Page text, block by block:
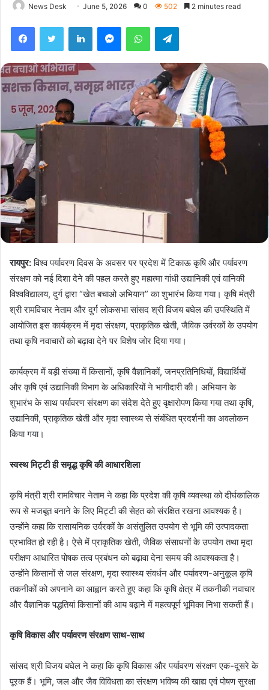
News Desk June 5, 2026 0 502 2 minutes read
रायपुर:विश्व पर्यावरण दिवस के अवसर पर प्रदेश में टिकाऊ कृषि और पर्यावरण
संरक्षण को नई दिशा देने की पहल करते हुए महात्मा गांधी उद्यानिकी एवं वानिकी
विश्वविद्यालय, दुर्ग द्वारा “खेत बचाओ अभियान” का शुभारंभ किया गया। कृषि मंत्री
श्री रामविचार नेताम और दुर्ग लोकसभा सांसद श्री विजय बघेल की उपस्थिति में
आयोजित इस कार्यक्रम में मृदा संरक्षण, प्राकृतिक खेती, जैविक उर्वरकों के उपयोग
तथा कृषि नवाचारों को बढ़ावा देने पर विशेष जोर दिया गया।
कार्यक्रम में बड़ी संख्या में किसानों, कृषि वैज्ञानिकों, जनप्रतिनिधियों, विद्यार्थियों
और कृषि एवं उद्यानिकी विभाग के अधिकारियों ने भागीदारी की। अभियान के
शुभारंभ के साथ पर्यावरण संरक्षण का संदेश देते हुए वृक्षारोपण किया गया तथा कृषि,
उद्यानिकी, प्राकृतिक खेती और मृदा स्वास्थ्य से संबंधित प्रदर्शनी का अवलोकन
किया गया।
स्वस्थ मिट्टी ही समृद्ध कृषि की आधारशिला
कृषि मंत्री श्री रामविचार नेताम ने कहा कि प्रदेश की कृषि व्यवस्था को दीर्घकालिक
रूप से मजबूत बनाने के लिए मिट्टी की सेहत को संरक्षित रखना आवश्यक है।
उन्होंने कहा कि रासायनिक उर्वरकों के असंतुलित उपयोग से भूमि की उत्पादकता
प्रभावित हो रही है। ऐसे में प्राकृतिक खेती, जैविक संसाधनों के उपयोग तथा मृदा
परीक्षण आधारित पोषक तत्व प्रबंधन को बढ़ावा देना समय की आवश्यकता है।
उन्होंने किसानों से जल संरक्षण, मृदा स्वास्थ्य संवर्धन और पर्यावरण-अनुकूल कृषि
तकनीकों को अपनाने का आह्वान करते हुए कहा कि कृषि क्षेत्र में तकनीकी नवाचार
और वैज्ञानिक पद्धतियां किसानों की आय बढ़ाने में महत्वपूर्ण भूमिका निभा सकती हैं।
कृषि विकास और पर्यावरण संरक्षण साथ-साथ
सांसद श्री विजय बघेल ने कहा कि कृषि विकास और पर्यावरण संरक्षण एक-दूसरे के
पूरक हैं। भूमि, जल और जैव विविधता का संरक्षण भविष्य की खाद्य एवं पोषण सुरक्षा